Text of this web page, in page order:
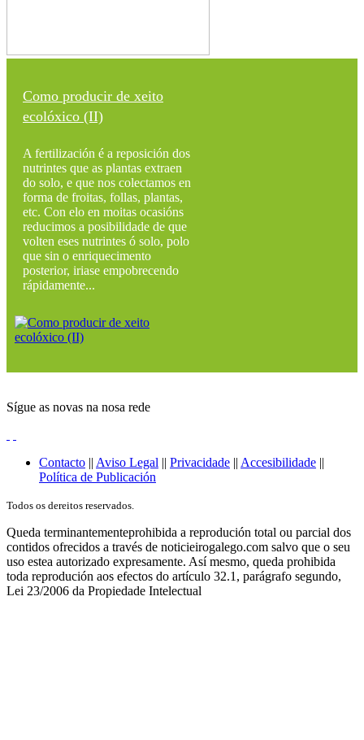
Como producir de xeito
ecolóxico (II)
A fertilización é a reposición dos
nutrintes que as plantas extraen
do solo, e que nos colectamos en
forma de froitas, follas, plantas,
etc. Con elo en moitas ocasións
reducimos a posibilidade de que
volten eses nutrintes ó solo, polo
que sin o enriquecimento
posterior, iriase empobrecendo
rápidamente...
Sígue as novas na nosa rede
Contacto || Aviso Legal || Privacidade || Accesibilidade ||
Política de Publicación
Todos os dereitos reservados.
Queda terminantementeprohibida a reprodución total ou parcial dos
contidos ofrecidos a través de noticieirogalego.com salvo que o seu
uso estea autorizado expresamente. Así mesmo, queda prohibida
toda reprodución aos efectos do artículo 32.1, parágrafo segundo,
Lei 23/2006 da Propiedade Intelectual